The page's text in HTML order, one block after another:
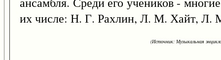
их числе: Н. Г. Рахлин, Л. М. Хайт, Л.
(Источник: Музыкальная